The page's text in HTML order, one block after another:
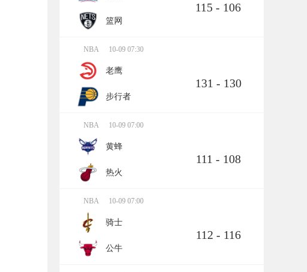
篮网
115 - 106
NBA 10-09 07:30
老鹰
步行者
131 - 130
NBA 10-09 07:00
黄蜂
热火
111 - 108
NBA 10-09 07:00
骑士
公牛
112 - 116